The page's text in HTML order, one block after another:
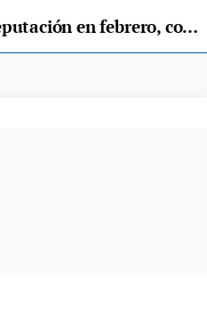
Nuevo disco de Mala Reputación en febrero, con el sello Rock Estatal Records